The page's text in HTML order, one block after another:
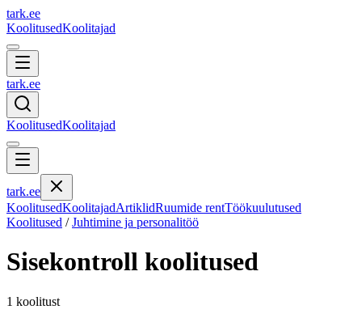
tark.ee
KoolitusedKoolitajad
tark.ee
KoolitusedKoolitajad
tark.ee
KoolitusedKoolitajadArtiklidRuumide rentTöökuulutused
Koolitused /Juhtimine ja personalitöö
Sisekontroll koolitused
1 koolitust